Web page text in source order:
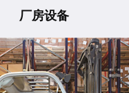
厂房设备